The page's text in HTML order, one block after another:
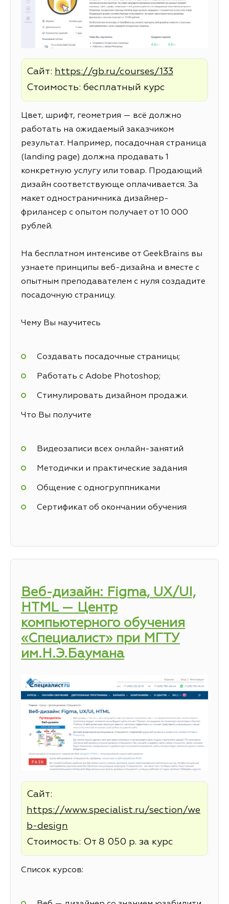
Сайт: https://gb.ru/courses/133
Стоимость: бесплатный курс
Цвет, шрифт, геометрия — всё должно
работать на ожидаемый заказчиком
результат. Например, посадочная страница
(landing page) должна продавать 1
конкретную услугу или товар. Продающий
дизайн соответствующе оплачивается. За
макет одностраничника дизайнер-
фрилансер с опытом получает от 10 000
рублей.
На бесплатном интенсиве от GeekBrains вы
узнаете принципы веб-дизайна и вместе с
опытным преподавателем с нуля создадите
посадочную страницу.
Чему Вы научитесь
Создавать посадочные страницы;
Работать с Adobe Photoshop;
Стимулировать дизайном продажи.
Что Вы получите
Видеозаписи всех онлайн-занятий
Методички и практические задания
Общение с одногруппниками
Сертификат об окончании обучения
Веб-дизайн: Figma, UX/UI,
HTML — Центр
компьютерного обучения
«Специалист» при МГТУ
им.Н.Э.Баумана
Сайт:
https://www.specialist.ru/section/we
b-design
Стоимость: От 8 050 р. за курс
Список курсов: